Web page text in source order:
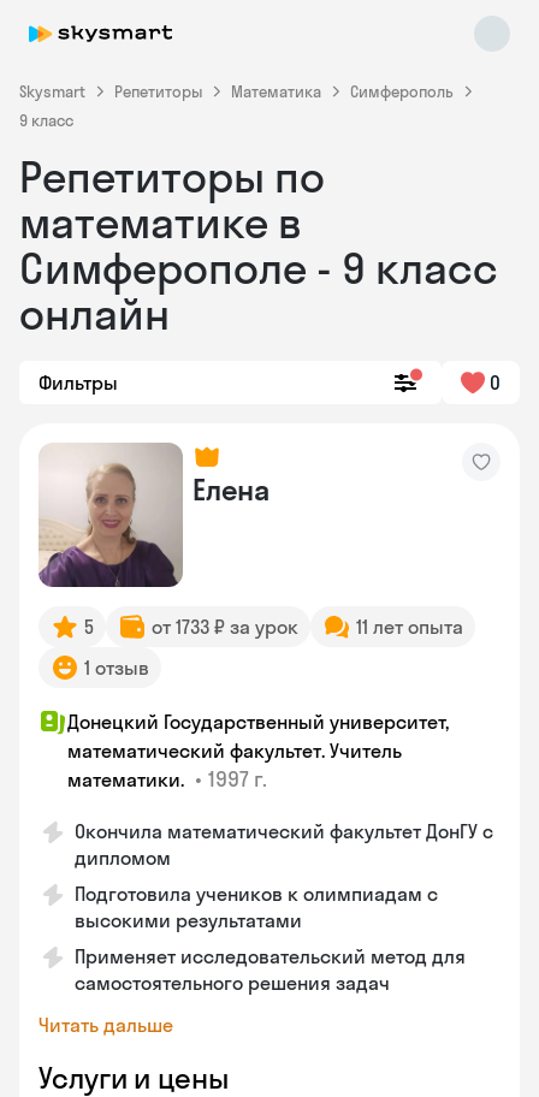
Skysmart Репетиторы Математика
Симферополь
9 класс
Репетиторы по
математике в
Симферополе - 9 класс
онлайн
Фильтры 0
Елена
5 от 1733 ₽ за урок
11 лет опыта
1 отзыв
Донецкий Государственный университет,
математический факультет. Учитель
математики. • 1997 г.
Окончила математический факультет ДонГУ с
дипломом
Подготовила учеников к олимпиадам с
высокими результатами
Применяет исследовательский метод для
самостоятельного решения задач
Читать дальше
Услуги и цены
Skysmart Chat